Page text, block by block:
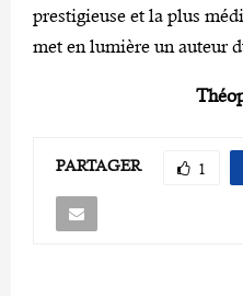
prestigieuse et la plus
met en lumière un auteur
PARTAGER 1